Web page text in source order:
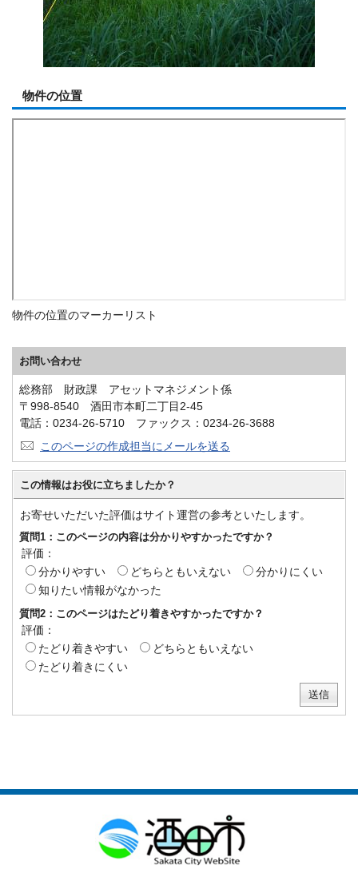
物件の位置
物件の位置のマーカーリスト
お問い合わせ
総務部 財政課 アセットマネジメント係
〒998-8540 酒田市本町二丁目2-45
電話：0234-26-5710 ファックス：0234-26-3688
このページの作成担当にメールを送る
この情報はお役に立ちましたか？
お寄せいただいた評価はサイト運営の参考といたします。
質問1：このページの内容は分かりやすかったですか？
評価：
分かりやすい
どちらともいえない
分かりにくい
知りたい情報がなかった
質問2：このページはたどり着きやすかったですか？
評価：
たどり着きやすい
どちらともいえない
たどり着きにくい